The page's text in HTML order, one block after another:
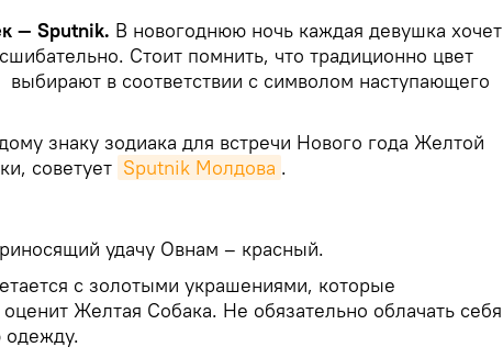
— Sputnik. В новогоднюю ночь каждая девушка хочет
Стоит помнить, что традиционно цвет
в соответствии с символом наступающего
знаку зодиака для встречи Нового года Желтой
советует Sputnik Молдова .
удачу Овнам – красный.
с золотыми украшениями, которые
оценит Желтая Собака. Не обязательно облачать себя